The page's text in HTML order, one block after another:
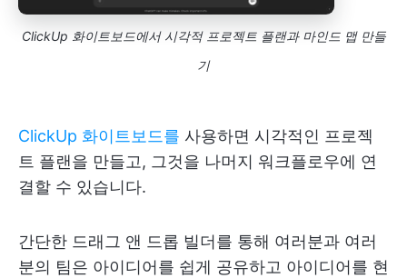
ClickUp 화이트보드에서 시각적 프로젝트 플랜과 마인드 맵 만들
기
ClickUp 화이트보드를 사용하면 시각적인 프로젝
트 플랜을 만들고, 그것을 나머지 워크플로우에 연
결할 수 있습니다.
간단한 드래그 앤 드롭 빌더를 통해 여러분과 여러
분의 팀은 아이디어를 쉽게 공유하고 아이디어를 현